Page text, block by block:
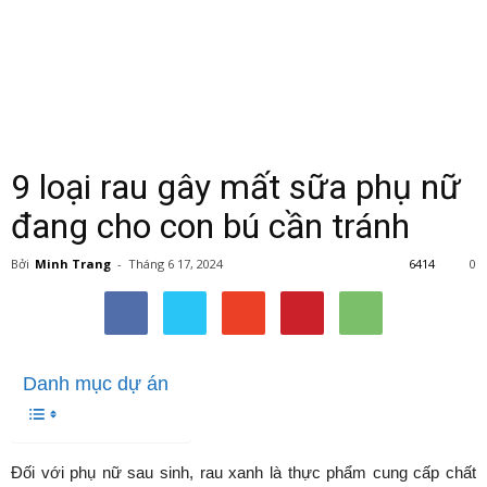
9 loại rau gây mất sữa phụ nữ
đang cho con bú cần tránh
Bởi Minh Trang - Tháng 6 17, 2024 0
6414
Danh mục dự án
Đối với phụ nữ sau sinh, rau xanh là thực phẩm cung cấp chất